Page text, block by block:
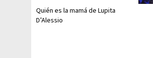
Quién es la mamá de Lupita
D’Alessio